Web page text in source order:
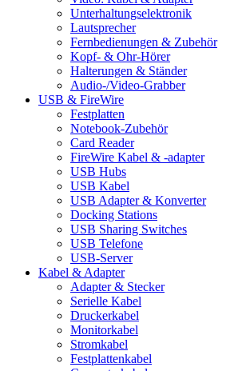
Unterhaltungselektronik
Lautsprecher
Fernbedienungen & Zubehör
Kopf- & Ohr-Hörer
Halterungen & Ständer
Audio-/Video-Grabber
USB & FireWire
Festplatten
Notebook-Zubehör
Card Reader
FireWire Kabel & -adapter
USB Hubs
USB Kabel
USB Adapter & Konverter
Docking Stations
USB Sharing Switches
USB Telefone
USB-Server
Kabel & Adapter
Adapter & Stecker
Serielle Kabel
Druckerkabel
Monitorkabel
Stromkabel
Festplattenkabel